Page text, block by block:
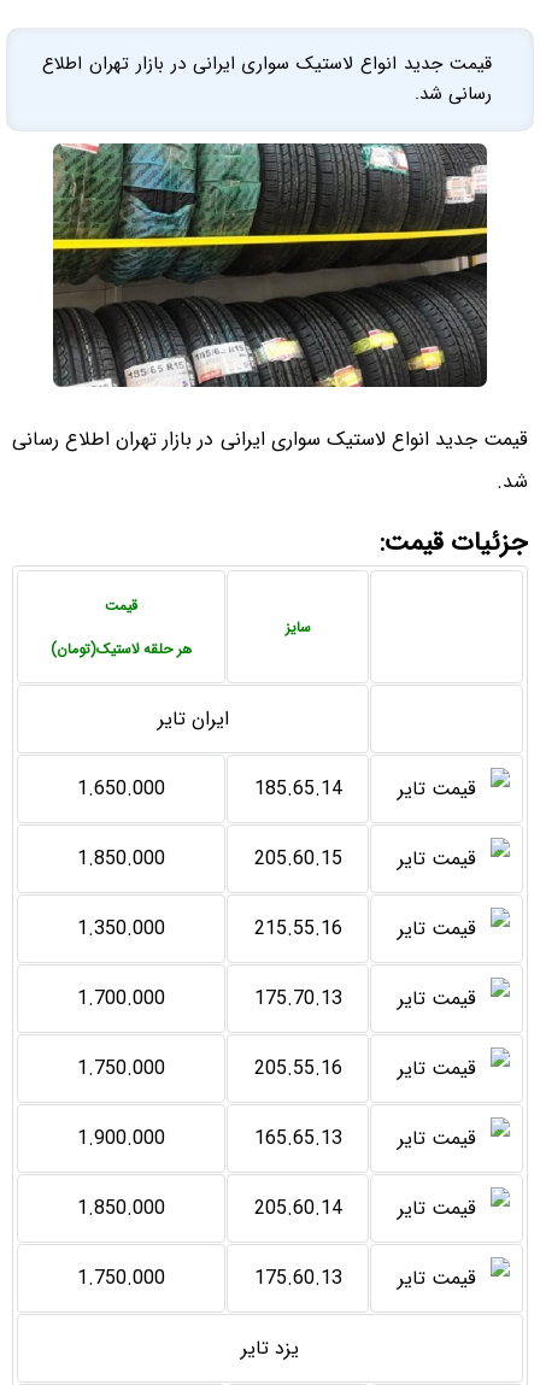
قیمت جدید انواع لاستیک سواری ایرانی در بازار تهران اطلاع
رسانی شد.
قیمت جدید انواع لاستیک سواری ایرانی در بازار تهران اطلاع رسانی
شد.
جزئیات قیمت:
سایز
قیمت
هر حلقه لاستیک(تومان)
ایران تایر
185.65.14
1.650.000
205.60.15
1.850.000
215.55.16
1.350.000
175.70.13
1.700.000
205.55.16
1.750.000
165.65.13
1.900.000
205.60.14
1.850.000
175.60.13
1.750.000
یزد تایر